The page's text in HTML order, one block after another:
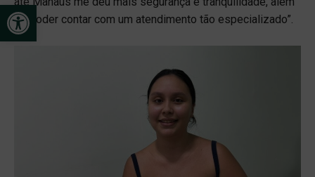
Open toolbar
de poder contar com um atendimento tão especializado”.